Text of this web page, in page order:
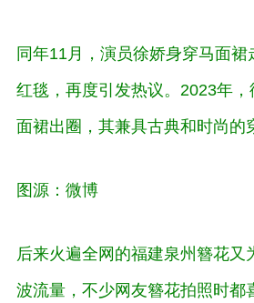
同年11月，演员徐娇身穿马面
红毯，再度引发热议。2023年
面裙出圈，其兼具古典和时尚的
图源：微博
后来火遍全网的福建泉州簪花又
波流量，不少网友簪花拍照时都